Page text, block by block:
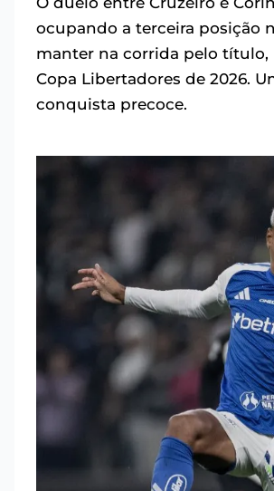
ocupando a terceira posição
manter na corrida pelo título,
Copa Libertadores de 2026.
conquista precoce.